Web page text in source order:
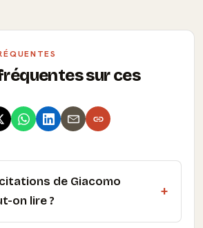
sur ces
de Giacomo
on lire ?